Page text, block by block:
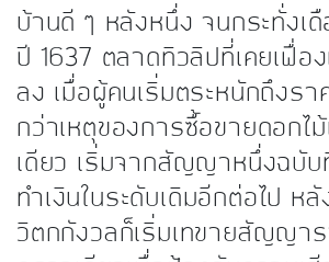
บ้านดี ๆ หลังหนึ่ง จนกระทั่งเ
ปี 1637 ตลาดทิวลิปที่เคยเฟื่อ
ลง เมื่อผู้คนเริ่มตระหนักถึงรา
กว่าเหตุของการซื้อขายดอกไ
เดียว เริ่มจากสัญญาหนึ่งฉบับ
ทำเงินในระดับเดิมอีกต่อไป ห
วิตกกังวลก็เริ่มเทขายสัญญาร